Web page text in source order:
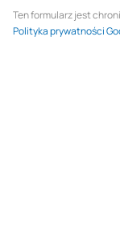
Ten formularz jest
Polityka prywatności